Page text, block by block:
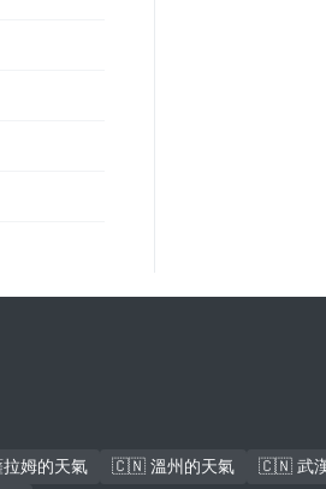
姆的天氣 🇨🇳 溫州的天氣
🇨🇳 武